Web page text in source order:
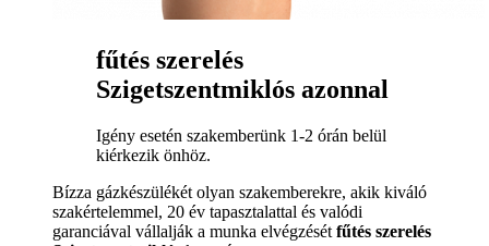
fűtés szerelés
Szigetszentmiklós azonnal
Igény esetén szakemberünk 1-2 órán belül
kiérkezik önhöz.
Bízza gázkészülékét olyan szakemberekre, akik kiváló
szakértelemmel, 20 év tapasztalattal és valódi
garanciával vállalják a munka elvégzését fűtés szerelés